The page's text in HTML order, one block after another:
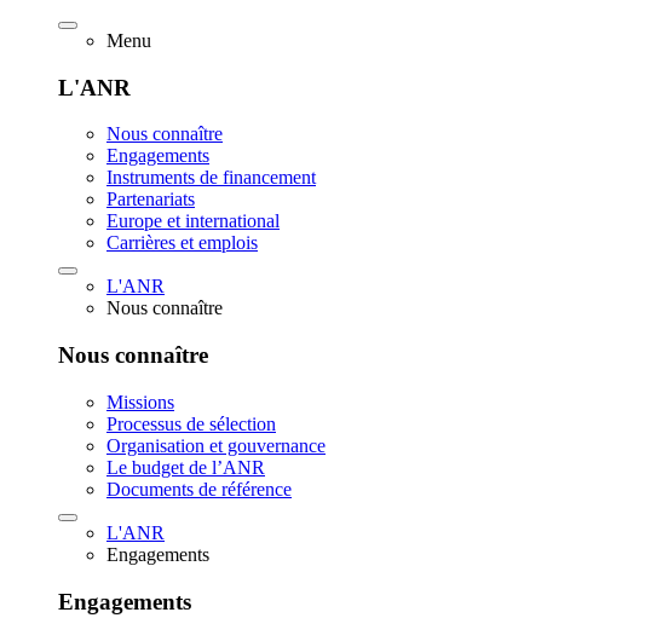
Menu
L'ANR
Nous connaître
Engagements
Instruments de financement
Partenariats
Europe et international
Carrières et emplois
L'ANR
Nous connaître
Nous connaître
Missions
Processus de sélection
Organisation et gouvernance
Le budget de l’ANR
Documents de référence
L'ANR
Engagements
Engagements